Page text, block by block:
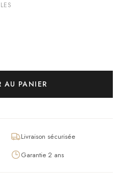
AU PANIER
Livraison sécurisée
Garantie 2 ans